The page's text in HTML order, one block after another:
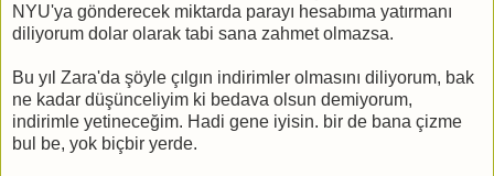
NYU'ya gönderecek miktarda parayı hesabıma yatırmanı
diliyorum dolar olarak tabi sana zahmet olmazsa.
Bu yıl Zara'da şöyle çılgın indirimler olmasını diliyorum, bak
ne kadar düşünceliyim ki bedava olsun demiyorum,
indirimle yetineceğim. Hadi gene iyisin. bir de bana çizme
bul be, yok biçbir yerde.